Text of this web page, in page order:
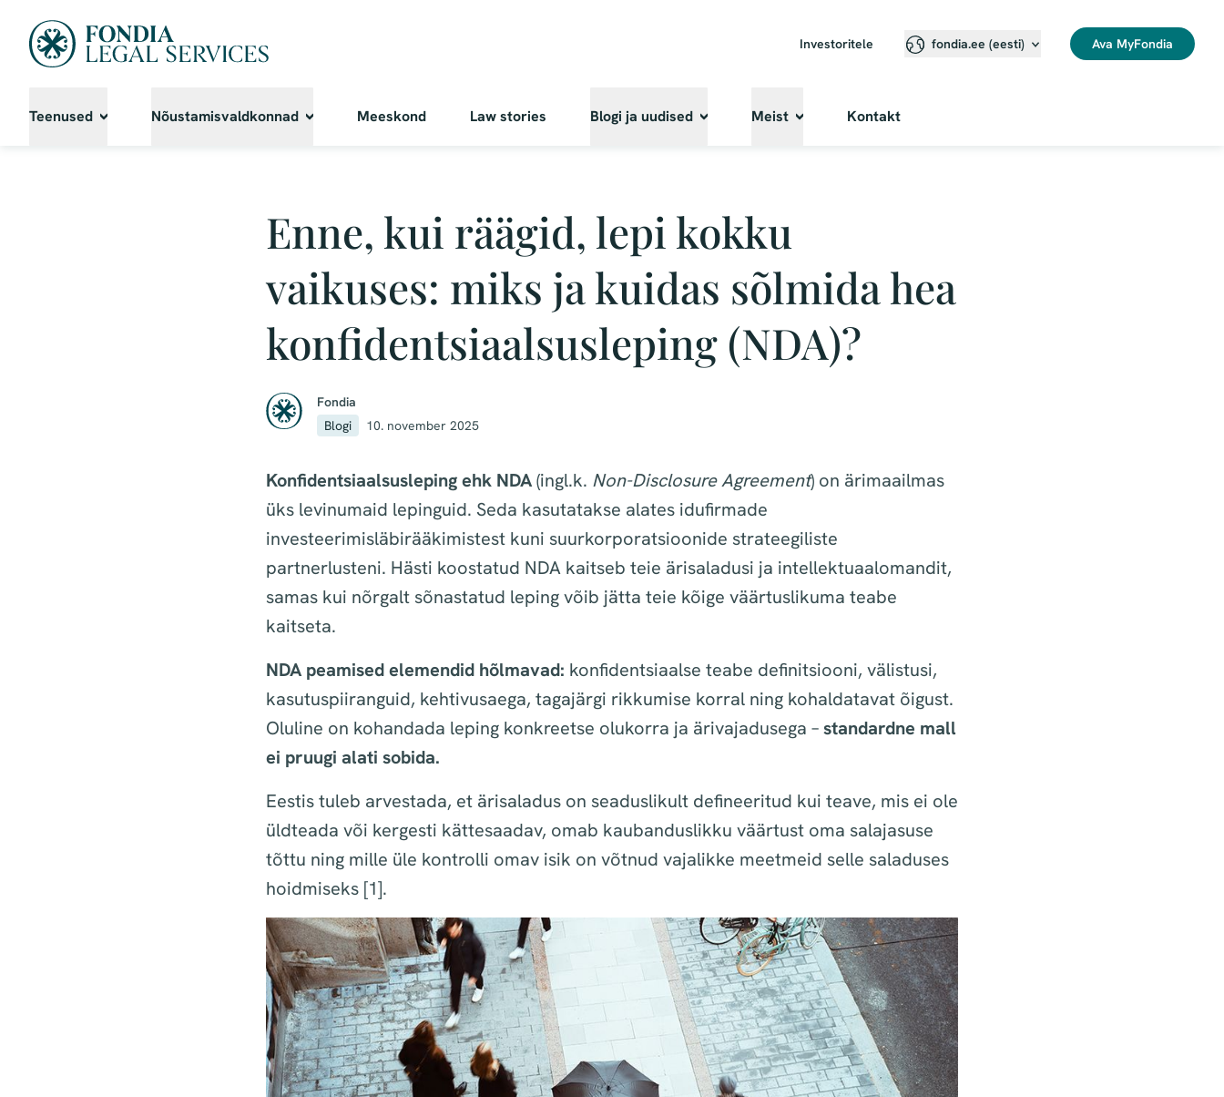
Investoritele fondia.ee (eesti) Ava MyFondia
Teenused Nõustamisvaldkonnad Meeskond Law stories Blogi ja uudised Meist Kontakt
Enne, kui räägid, lepi kokku
vaikuses: miks ja kuidas sõlmida hea
konfidentsiaalsusleping (NDA)?
Fondia
Blogi
10. november 2025
Konfidentsiaalsusleping ehk NDA(ingl.k. Non-Disclosure Agreement) on ärimaailmas
üks levinumaid lepinguid. Seda kasutatakse alates idufirmade
investeerimisläbirääkimistest kuni suurkorporatsioonide strateegiliste
partnerlusteni. Hästi koostatud NDA kaitseb teie ärisaladusi ja intellektuaalomandit,
samas kui nõrgalt sõnastatud leping võib jätta teie kõige väärtuslikuma teabe
kaitseta.
NDA peamised elemendid hõlmavad: konfidentsiaalse teabe definitsiooni, välistusi,
kasutuspiiranguid, kehtivusaega, tagajärgi rikkumise korral ning kohaldatavat õigust.
Oluline on kohandada leping konkreetse olukorra ja ärivajadusega –standardne mall
ei pruugi alati sobida.
Eestis tuleb arvestada, et ärisaladus on seaduslikult defineeritud kui teave, mis ei ole
üldteada või kergesti kättesaadav, omab kaubanduslikku väärtust oma salajasuse
tõttu ning mille üle kontrolli omav isik on võtnud vajalikke meetmeid selle saladuses
hoidmiseks [1].